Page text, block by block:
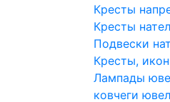
Кресты
Кресты
Подвески
Кресты,
Лампады
ковчеги